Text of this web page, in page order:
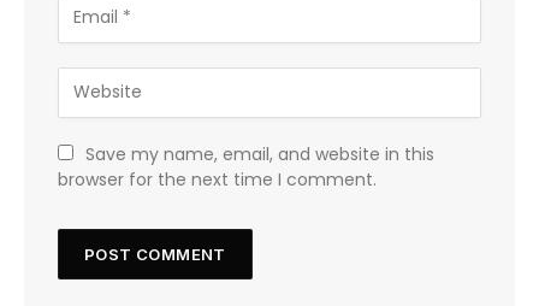
Save my name, email, and website in this
browser for the next time I comment.